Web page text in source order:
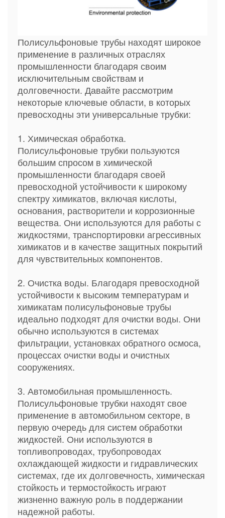
Полисульфоновые трубы находят широкое
применение в различных отраслях
промышленности благодаря своим
исключительным свойствам и
долговечности. Давайте рассмотрим
некоторые ключевые области, в которых
превосходны эти универсальные трубки:
1. Химическая обработка.
Полисульфоновые трубки пользуются
большим спросом в химической
промышленности благодаря своей
превосходной устойчивости к широкому
спектру химикатов, включая кислоты,
основания, растворители и коррозионные
вещества. Они используются для работы с
жидкостями, транспортировки агрессивных
химикатов и в качестве защитных покрытий
для чувствительных компонентов.
2. Очистка воды. Благодаря превосходной
устойчивости к высоким температурам и
химикатам полисульфоновые трубы
идеально подходят для очистки воды. Они
обычно используются в системах
фильтрации, установках обратного осмоса,
процессах очистки воды и очистных
сооружениях.
3. Автомобильная промышленность.
Полисульфоновые трубки находят свое
применение в автомобильном секторе, в
первую очередь для систем обработки
жидкостей. Они используются в
топливопроводах, трубопроводах
охлаждающей жидкости и гидравлических
системах, где их долговечность, химическая
стойкость и термостойкость играют
жизненно важную роль в поддержании
надежной работы.